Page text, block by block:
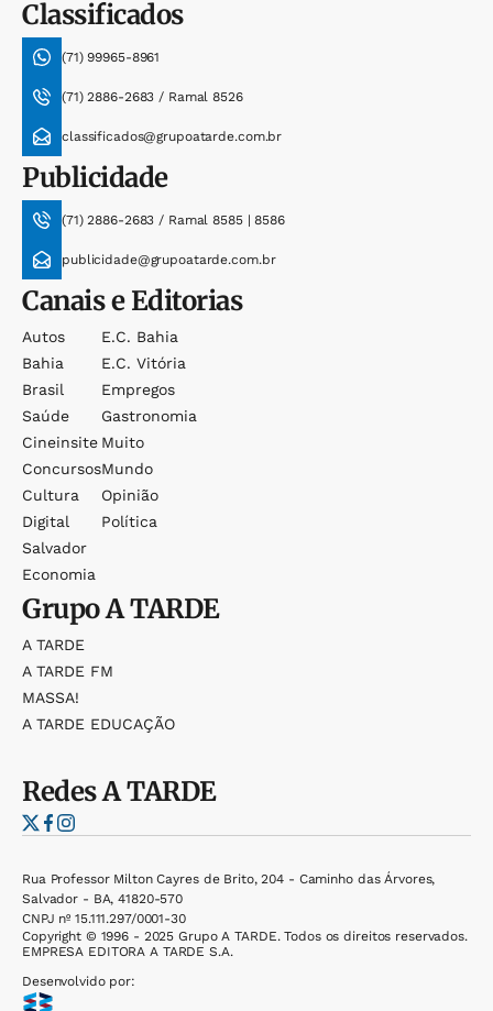
Classificados
(71) 99965-8961
(71) 2886-2683 / Ramal 8526
classificados@grupoatarde.com.br
Publicidade
(71) 2886-2683 / Ramal 8585 | 8586
publicidade@grupoatarde.com.br
Canais e Editorias
Autos
Bahia
Brasil
Saúde
Cineinsite
Concursos
Cultura
Digital
Salvador
Economia
E.c. Bahia
E.c. Vitória
Empregos
Gastronomia
Muito
Mundo
Opinião
Política
GrupoA TARDE
A TARDE
A TARDE FM
MASSA!
A TARDE EDUCAÇÃO
RedesA TARDE
Rua Professor Milton Cayres de Brito, 204 - Caminho das Árvores,
Salvador - BA, 41820-570
CNPJ nº 15.111.297/0001-30
Copyright © 1996 - 2025 Grupo A TARDE. Todos os direitos reservados.
EMPRESA EDITORA A TARDE S.A.
Desenvolvido por: